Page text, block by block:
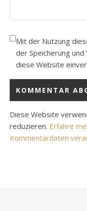
Mit der Nutzung
der Speicherung
diese Website
Diese Website
reduzieren. Erfahre
Kommentardaten